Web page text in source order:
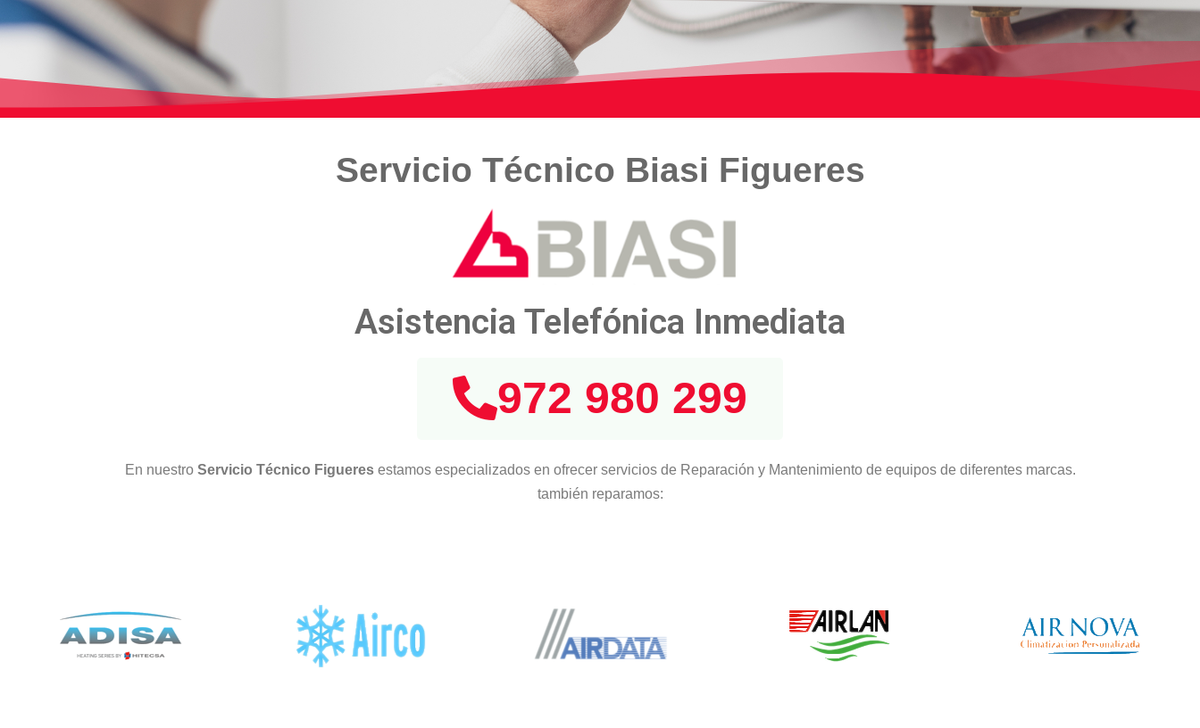
Servicio Técnico Biasi Figueres
Asistencia Telefónica Inmediata
972 980 299
En nuestro Servicio Técnico Figueres estamos especializados en ofrecer servicios de Reparación y Mantenimiento de equipos de diferentes marcas.
también reparamos: